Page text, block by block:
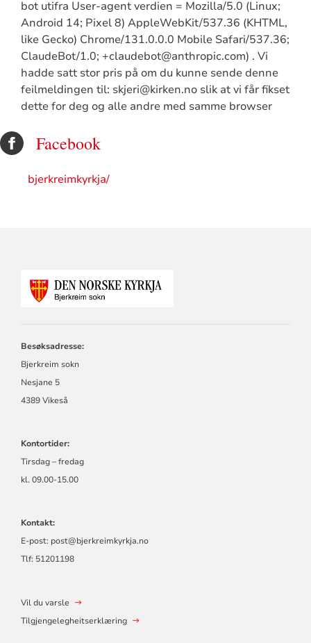
bot utifra User-agent verdien = Mozilla/5.0 (Linux;
Android 14; Pixel 8) AppleWebKit/537.36 (KHTML,
like Gecko) Chrome/131.0.0.0 Mobile Safari/537.36;
ClaudeBot/1.0; +claudebot@anthropic.com) . Vi
hadde satt stor pris på om du kunne sende denne
feilmeldingen til: skjeri@kirken.no slik at vi får fikset
dette for deg og alle andre med samme browser
Facebook
bjerkreimkyrkja/
Besøksadresse:
Bjerkreim sokn
Nesjane 5
4389 Vikeså
Kontortider:
Tirsdag – fredag
kl. 09.00-15.00
Kontakt:
E-post: post@bjerkreimkyrkja.no
Tlf: 51201198
Vil du varsle
Tilgjengelegheitserklæring